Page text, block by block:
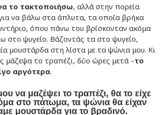
το τακτοποιήσω, αλλά στην πορεία
να βάλω στα άπλυτα, τα οποία βρήκα
όπου πάνω του βρίσκονταν ακόμα
στο ψυγείο. Βάζοντάς τα στο ψυγείο,
μουστάρδα στη λίστα με τα ψώνια μου. Κι
μάζεψα το τραπέζι, δύο ώρες μετά –το
αργότερα.
να μαζέψει το τραπέζι, θα το είχε
στο πάτωμα, τα ψώνια θα είχαν
μουστάρδα για το βραδινό.